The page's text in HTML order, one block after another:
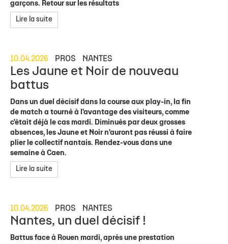
garçons. Retour sur les résultats
Lire la suite
10.04.2026 PROS NANTES
Les Jaune et Noir de nouveau
battus
Dans un duel décisif dans la course aux play-in, la fin
de match a tourné à l'avantage des visiteurs, comme
c'était déjà le cas mardi. Diminués par deux grosses
absences, les Jaune et Noir n'auront pas réussi à faire
plier le collectif nantais. Rendez-vous dans une
semaine à Caen.
Lire la suite
10.04.2026 PROS NANTES
Nantes, un duel décisif !
Battus face à Rouen mardi, après une prestation